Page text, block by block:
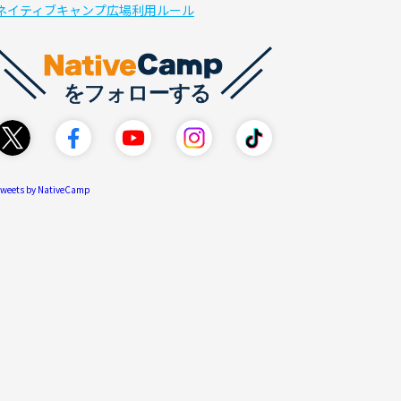
イティブキャンプ広場利用ルール
by NativeCamp